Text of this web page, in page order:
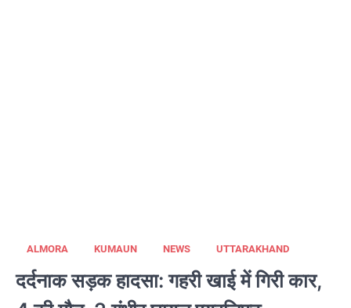
ALMORA KUMAUN NEWS UTTARAKHAND
दर्दनाक सड़क हादसा: गहरी खाई में गिरी कार,